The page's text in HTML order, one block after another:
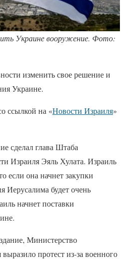
Украине вооружение. Фото:
изменить свое решение и
Украине.
ссылкой на «Новости Израиля»
сделал глава Штаба
Израиля Эяль Хулата. Израиль
если она начнет закупки
Иерусалима будет очень
начнет поставки
Министерство
протест из-за военного